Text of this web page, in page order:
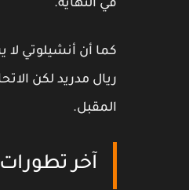
في النهاية.
كما أن أنشيلوتي
ريال مدريد لكن
المقبل.
آخر